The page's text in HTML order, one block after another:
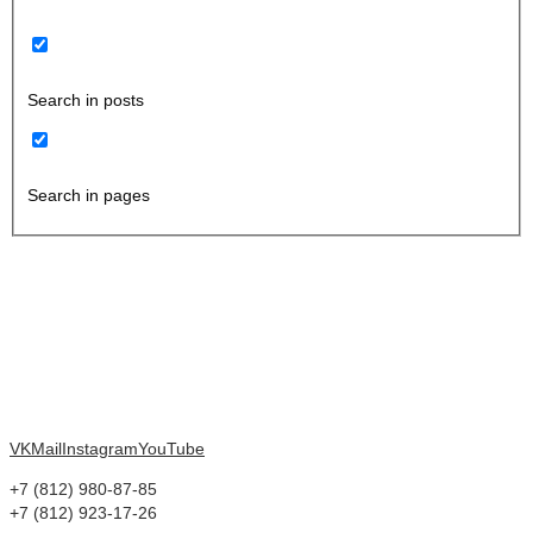
Search in posts
Search in pages
VKMailInstagramYouTube
+7 (812) 980-87-85
+7 (812) 923-17-26